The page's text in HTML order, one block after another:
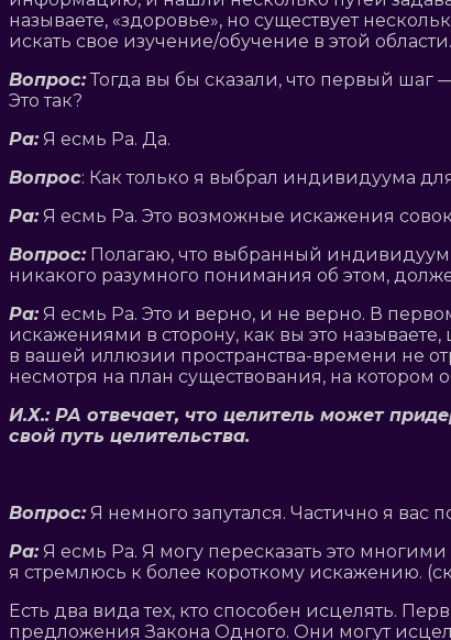
называете, «здоровье», но существует
искать свое изучение/обучение в этой области.
Вопрос:Тогда вы бы сказали, что первый шаг
Это так?
Ра:Я есмь Ра. Да.
Вопрос: Как только я выбрал индивидуума
Ра:Я есмь Ра. Это возможные искажения
Вопрос:Полагаю, что выбранный индивидуум
никакого разумного понимания об этом,
Ра:Я есмь Ра. Это и верно, и не верно. В
искажениями в сторону, как вы это
в вашей иллюзии пространства-времени не
несмотря на план существования, на котором
И.Х.: РА отвечает, что целитель может
свой путь целительства.
Вопрос:Я немного запутался. Частично я
Ра:Я есмь Ра. Я могу пересказать это
я стремлюсь к более короткому искажению.
Есть два вида тех, кто способен исцелять.
предложения Закона Одного. Они могут